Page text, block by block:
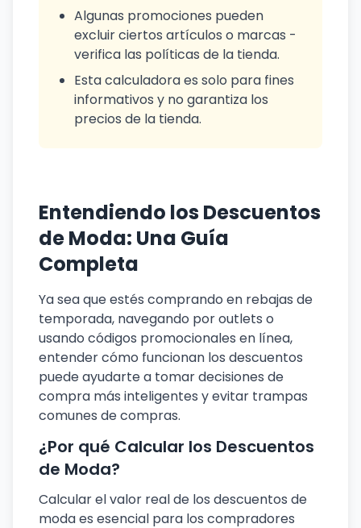
Algunas promociones pueden
excluir ciertos artículos o marcas -
verifica las políticas de la tienda.
Esta calculadora es solo para fines
informativos y no garantiza los
precios de la tienda.
Entendiendo los Descuentos
de Moda: Una Guía
Completa
Ya sea que estés comprando en rebajas de
temporada, navegando por outlets o
usando códigos promocionales en línea,
entender cómo funcionan los descuentos
puede ayudarte a tomar decisiones de
compra más inteligentes y evitar trampas
comunes de compras.
¿Por qué Calcular los Descuentos
de Moda?
Calcular el valor real de los descuentos de
moda es esencial para los compradores